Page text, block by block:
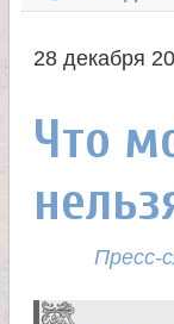
р
м
н
о
е
е
ю
28 декабря
Что
Пресс-